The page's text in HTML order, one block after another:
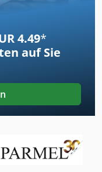
4.49*
auf Sie